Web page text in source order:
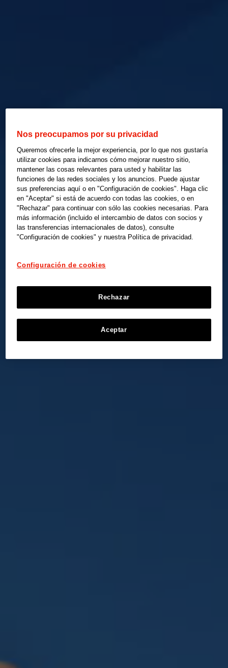
Nos preocupamos por su privacidad
Queremos ofrecerle la mejor experiencia, por lo que nos gustaría
utilizar cookies para indicarnos cómo mejorar nuestro sitio,
mantener las cosas relevantes para usted y habilitar las
funciones de las redes sociales y los anuncios. Puede ajustar
sus preferencias aquí o en "Configuración de cookies". Haga clic
en "Aceptar" si está de acuerdo con todas las cookies, o en
"Rechazar" para continuar con sólo las cookies necesarias. Para
más información (incluido el intercambio de datos con socios y
las transferencias internacionales de datos), consulte
"Configuración de cookies" y nuestra Política de privacidad.
Configuración de cookies
Rechazar
Aceptar